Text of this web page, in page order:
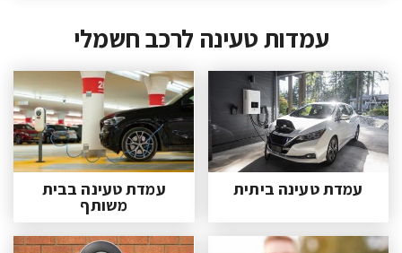
עמדות טעינה לרכב חשמלי
עמדת טעינה ביתית עמדת טעינה בבית
משותף